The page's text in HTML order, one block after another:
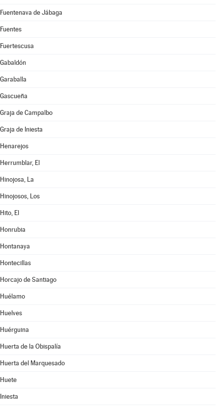
Fuentenava de Jábaga
Fuentes
Fuertescusa
Gabaldón
Garaballa
Gascueña
Graja de Campalbo
Graja de Iniesta
Henarejos
Herrumblar, El
Hinojosa, La
Hinojosos, Los
Hito, El
Honrubia
Hontanaya
Hontecillas
Horcajo de Santiago
Huélamo
Huelves
Huérguina
Huerta de la Obispalía
Huerta del Marquesado
Huete
Iniesta